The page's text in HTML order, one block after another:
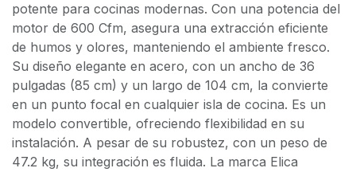
potente para cocinas modernas. Con una potencia del
motor de 600 Cfm, asegura una extracción eficiente
de humos y olores, manteniendo el ambiente fresco.
Su diseño elegante en acero, con un ancho de 36
pulgadas (85 cm) y un largo de 104 cm, la convierte
en un punto focal en cualquier isla de cocina. Es un
modelo convertible, ofreciendo flexibilidad en su
instalación. A pesar de su robustez, con un peso de
47.2 kg, su integración es fluida. La marca Elica